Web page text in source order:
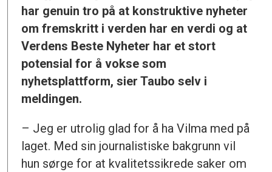
har genuin tro på at konstruktive nyheter
om fremskritt i verden har en verdi og at
Verdens Beste Nyheter har et stort
potensial for å vokse som
nyhetsplattform, sier Taubo selv i
meldingen.
– Jeg er utrolig glad for å ha Vilma med på
laget. Med sin journalistiske bakgrunn vil
hun sørge for at kvalitetssikrede saker om